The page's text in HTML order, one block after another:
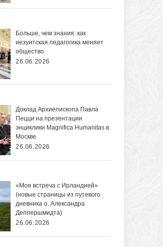
Больше, чем знания: как
иезуитская педагогика меняет
общество
26.06.2026
Доклад Архиепископа Павла
Пецци на презентации
энциклики Magnifica Нumanitas в
Москве
26.06.2026
«Моя встреча с Ирландией»
(новые страницы из путевого
дневника о. Александра
Деппершмидта)
26.06.2026